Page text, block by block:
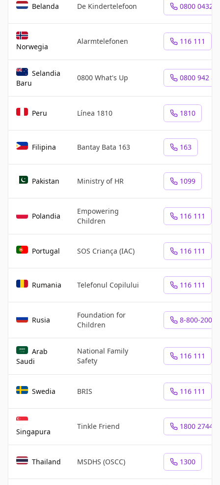
Belanda De Kindertelefoon 0800 0432
Norwegia
Alarmtelefonen 116 111
Selandia
Baru
0800 What's Up 0800 942
Peru Línea 1810 1810
Filipina Bantay Bata 163 163
Pakistan Ministry of HR 1099
Polandia
Empowering
Children
116 111
Portugal SOS Criança (IAC) 116 111
Rumania Telefonul Copilului 116 111
Rusia
Foundation for
Children
8-800-
Arab
Saudi
National Family
Safety
116 111
Swedia BRIS 116 111
Singapura
Tinkle Friend 1800 2744
Thailand MSDHS (OSCC) 1300